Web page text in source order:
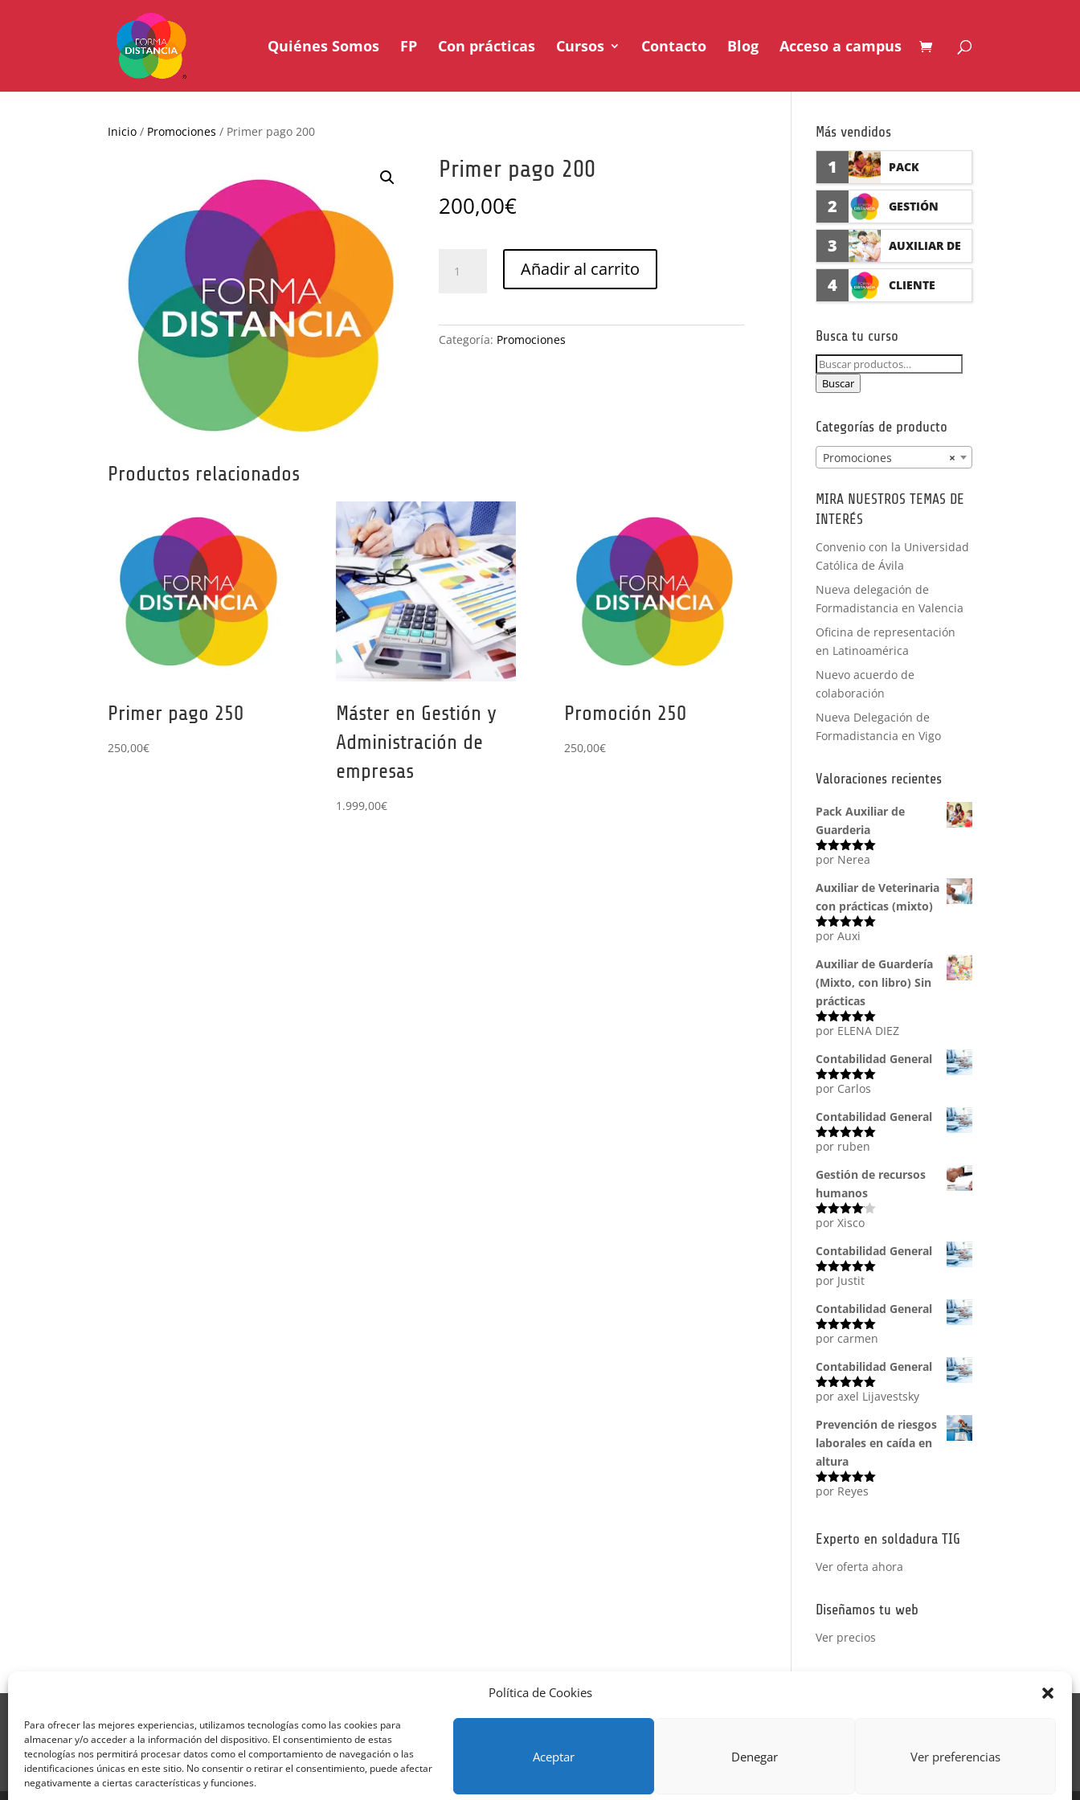
Política de Cookies
Para ofrecer las mejores experiencias, utilizamos tecnologías como las cookies para
almacenar y/o acceder a la información del dispositivo. El consentimiento de estas
tecnologías nos permitirá procesar datos como el comportamiento de navegación o las
identificaciones únicas en este sitio. No consentir o retirar el consentimiento, puede afectar
negativamente a ciertas características y funciones.
Aceptar Denegar Ver preferencias
Quiénes Somos FP Con prácticas Cursos Contacto Blog Acceso a campus
Inicio / Promociones / Primer pago 200
Primer pago 200
200,00€
pago
Añadir al carrito
Categoría: Promociones
Productos relacionados
Primer pago 250
250,00€
Máster en Gestión y
Administración de
empresas
1.999,00€
Promoción 250
250,00€
Más vendidos
1 PACK
AUXILIAR DE
GUARDERÍA
CON
2 GESTIÓN
SEGURO DE
ACCIDENTES
(PRÁCTICAS
FORMATIVAS)
3 AUXILIAR DE
FARMACIA Y
IA CON
PRÁCTICAS
4 CLIENTE
Busca tu curso
Buscar
por:
Buscar
Categorías de producto
×
Promociones
MIRA NUESTROS TEMAS DE
INTERÉS
Convenio con la Universidad
Católica de Ávila
Nueva delegación de
Formadistancia en Valencia
Oficina de representación
en Latinoamérica
Nuevo acuerdo de
colaboración
Nueva Delegación de
Formadistancia en Vigo
Valoraciones recientes
Pack Auxiliar de
Guarderia
Valorado
por Nerea
Auxiliar de Veterinaria
con prácticas (mixto)
Valorado
por Auxi
Auxiliar de Guardería
(Mixto, con libro) Sin
prácticas
Valorado
por ELENA DIEZ
Contabilidad General
Valorado
por Carlos
Contabilidad General
Valorado
por ruben
Gestión de recursos
humanos
Valorado
5
por Xisco
Contabilidad General
Valorado
por Justit
Contabilidad General
Valorado
por carmen
Contabilidad General
Valorado
por axel Lijavestsky
Prevención de riesgos
laborales en caída en
altura
Valorado
por Reyes
Experto en soldadura TIG
Ver oferta ahora
Diseñamos tu web
Ver precios
Términos y condiciones – Contrato de matrícula
Política de Cookies
Formulario de Datos necesarios para alta
Métodos de pago SEQURA
Formulario de responsabilidad de APPCC
Plantilla formación bonificada Formación Obligatoria según Sector
Formulario uso de imagen
Encuesta
Contacto Centros colaboradores